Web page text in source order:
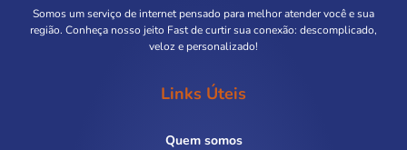
Somos um serviço de internet pensado para melhor atender você e sua
região. Conheça nosso jeito Fast de curtir sua conexão: descomplicado,
veloz e personalizado!
Links Úteis
Quem somos